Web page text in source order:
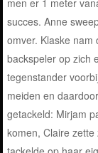
succes. Anne
omver. Klaske nam
backspeler op zich
tegenstander
meiden en
getackeld: Mirjam
komen, Claire